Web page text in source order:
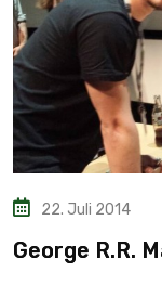
22. Juli 2014
George R.R.